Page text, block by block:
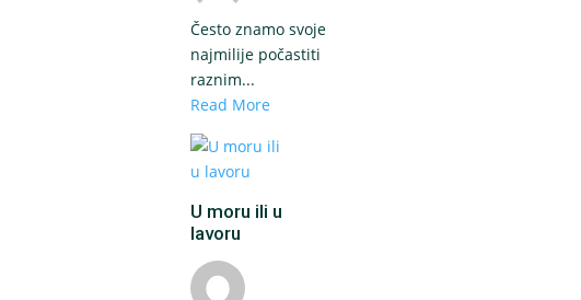
Često znamo svoje
najmilije počastiti
raznim...
Read More
U moru ili u
lavoru